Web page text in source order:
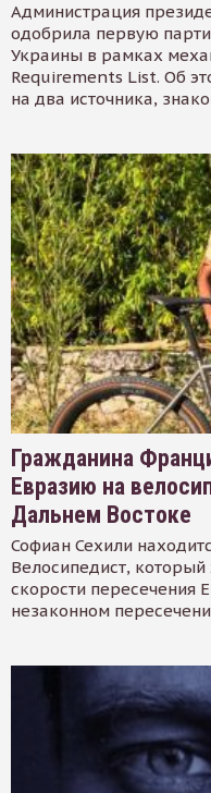
Администрация
одобрила первую
Украины в рамках
Requirements List. Об
на два источника,
Гражданина
Евразию на
Дальнем Востоке
Софиан Сехили
Велосипедист,
скорости пересечения
незаконном